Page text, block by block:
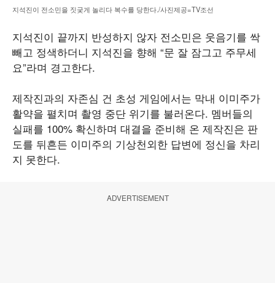
지석진이 전소민을 짓궂게 놀리다 복수를 당한다./사진제공=TV조선
지석진이 끝까지 반성하지 않자 전소민은 웃음기를 싹
빼고 정색하더니 지석진을 향해 “문 잘 잠그고 주무세
요”라며 경고한다.
제작진과의 자존심 건 초성 게임에서는 막내 이미주가
활약을 펼치며 촬영 중단 위기를 불러온다. 멤버들의
실패를 100% 확신하며 대결을 준비해 온 제작진은 판
도를 뒤흔든 이미주의 기상천외한 답변에 정신을 차리
지 못한다.
ADVERTISEMENT